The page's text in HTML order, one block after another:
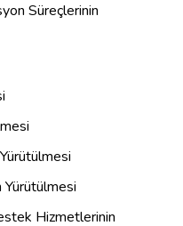
Süreçlerinin
Hizmetlerinin